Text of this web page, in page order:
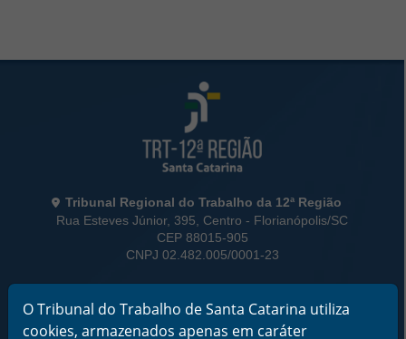
Informações de Contato
Tribunal Regional do Trabalho da 12ª Região
Rua Esteves Júnior, 395, Centro - Florianópolis/SC
CEP 88015-905
CNPJ 02.482.005/0001-23
De segunda a sexta-feira das 12 às 18 horas
O Tribunal do Trabalho de Santa Catarina utiliza
cookies, armazenados apenas em caráter